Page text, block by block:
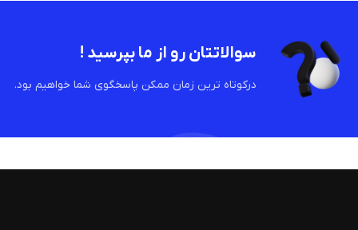
سوالاتتان رو از ما بپرسید !
درکوتاه ترین زمان ممکن پاسخگوی شما خواهیم بود.